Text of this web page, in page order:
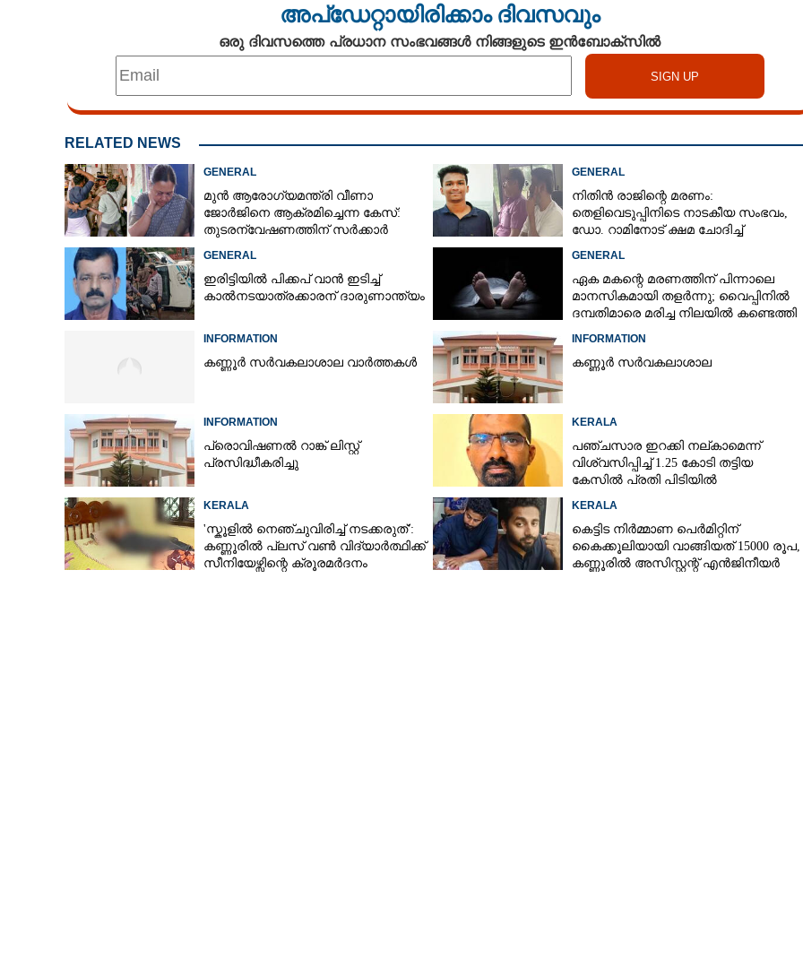
അപ്ഡേറ്റായിരിക്കാം ദിവസവും
ഒരു ദിവസത്തെ പ്രധാന സംഭവങ്ങൾ നിങ്ങളുടെ ഇൻബോക്സിൽ
RELATED NEWS
GENERAL
മുൻ ആരോഗ്യമന്ത്രി വീണാ
ജോർജിനെ ആക്രമിച്ചെന്ന കേസ്:
തുടരന്വേഷണത്തിന് സർക്കാർ
GENERAL
നിതിൻ രാജിന്റെ മരണം:
തെളിവെടുപ്പിനിടെ നാടകീയ സംഭവം,
ഡോ. റാമിനോട് ക്ഷമ ചോദിച്ച്
GENERAL
ഇരിട്ടിയിൽ പിക്കപ് വാൻ ഇടിച്ച്
കാൽനടയാത്രക്കാരന് ദാരുണാന്ത്യം
GENERAL
ഏക മകന്റെ മരണത്തിന് പിന്നാലെ
മാനസികമായി തളർന്നു; വൈപ്പിനിൽ
ദമ്പതിമാരെ മരിച്ച നിലയിൽ കണ്ടെത്തി
INFORMATION
കണ്ണൂർ സർവകലാശാല വാർത്തകൾ
INFORMATION
കണ്ണൂർ സർവകലാശാല
INFORMATION
പ്രൊവിഷണൽ റാങ്ക് ലിസ്റ്റ്
പ്രസിദ്ധീകരിച്ചു
KERALA
പഞ്ചസാര ഇറക്കി നല്കാമെന്ന്
വിശ്വസിപ്പിച്ച് 1.25 കോടി തട്ടിയ
കേസിൽ പ്രതി പിടിയിൽ
KERALA
'സ്കൂളിൽ നെഞ്ചുവിരിച്ച് നടക്കരുത്':
കണ്ണൂരിൽ പ്ലസ് വൺ വിദ്യാർത്ഥിക്ക്
സീനിയേഴ്സിന്റെ ക്രൂരമർദനം
KERALA
കെട്ടിട നിർമ്മാണ പെർമിറ്റിന്
കൈക്കൂലിയായി വാങ്ങിയത് 15000 രൂപ,​
കണ്ണൂരിൽ അസിസ്റ്റന്റ് എൻജിനീയർ
അദ്ധ്യാപകരുടെ സെൻസസ്
ഡ്യൂട്ടിയിൽ ആശങ്ക: പാഠം എന്ന് തീരും